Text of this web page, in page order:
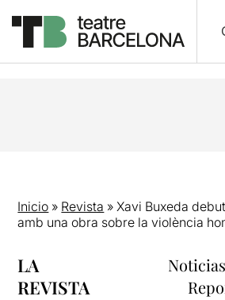
Inicio » Revista »Xavi Buxeda
amb una obra sobre la violència
LA
REVISTA
Noticias